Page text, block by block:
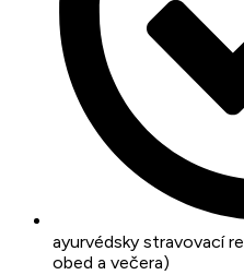
ayurvédsky stravovací
obed a večera)